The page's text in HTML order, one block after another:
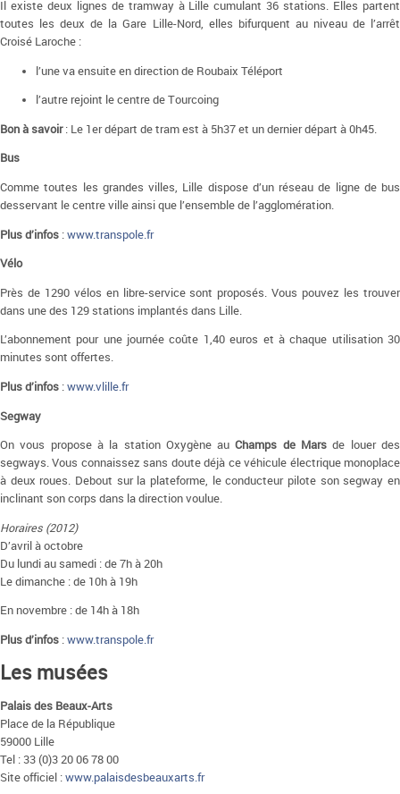
Il existe deux lignes de tramway à Lille cumulant 36 stations. Elles partent
toutes les deux de la Gare Lille-Nord, elles bifurquent au niveau de l’arrêt
Croisé Laroche :
l’une va ensuite en direction de Roubaix Téléport
l’autre rejoint le centre de Tourcoing
Bon à savoir: Le 1er départ de tram est à 5h37 et un dernier départ à 0h45.
Bus
Comme toutes les grandes villes, Lille dispose d’un réseau de ligne de bus
desservant le centre ville ainsi que l’ensemble de l’agglomération.
Plus d’infos :www.transpole.fr
Vélo
Près de 1290 vélos en libre-service sont proposés. Vous pouvez les trouver
dans une des 129 stations implantés dans Lille.
L’abonnement pour une journée coûte 1,40 euros et à chaque utilisation 30
minutes sont offertes.
Plus d’infos :www.vlille.fr
Segway
On vous propose à la station Oxygène auChamps de Mars de louer des
segways. Vous connaissez sans doute déjà ce véhicule électrique monoplace
à deux roues. Debout sur la plateforme, le conducteur pilote son segway en
inclinant son corps dans la direction voulue.
Horaires (2012)
D’avril à octobre
Du lundi au samedi : de 7h à 20h
Le dimanche : de 10h à 19h
En novembre : de 14h à 18h
Plus d’infos :www.transpole.fr
Les musées
Palais des Beaux-Arts
Place de la République
59000 Lille
Tel : 33 (0)3 20 06 78 00
Site officiel :www.palaisdesbeauxarts.fr